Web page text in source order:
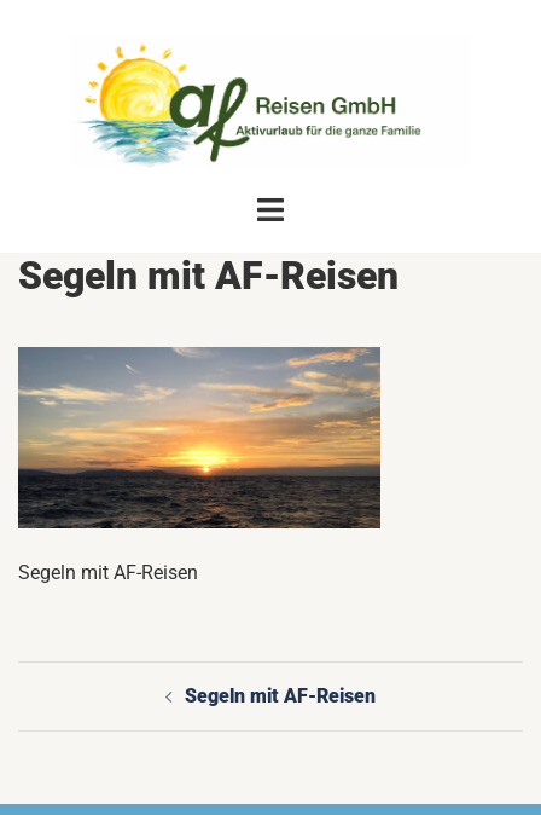
Menü
Segeln mit AF-Reisen
Segeln mit AF-Reisen
Beitragsnavigation
Segeln mit AF-Reisen